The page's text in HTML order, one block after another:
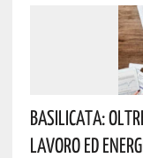
Basilicata:
Lavoro Ed